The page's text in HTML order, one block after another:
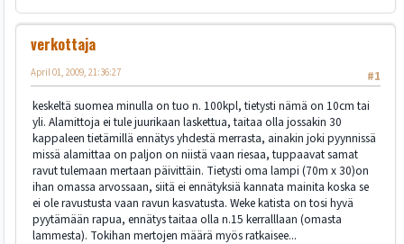
verkottaja
#1
April 01, 2009, 21:36:27
keskeltä suomea minulla on tuo n. 100kpl, tietysti nämä on 10cm tai
yli. Alamittoja ei tule juurikaan laskettua, taitaa olla jossakin 30
kappaleen tietämillä ennätys yhdestä merrasta, ainakin joki pyynnissä
missä alamittaa on paljon on niistä vaan riesaa, tuppaavat samat
ravut tulemaan mertaan päivittäin. Tietysti oma lampi (70m x 30)on
ihan omassa arvossaan, siitä ei ennätyksiä kannata mainita koska se
ei ole ravustusta vaan ravun kasvatusta. Weke katista on tosi hyvä
pyytämään rapua, ennätys taitaa olla n.15 kerralllaan (omasta
lammesta). Tokihan mertojen määrä myös ratkaisee...